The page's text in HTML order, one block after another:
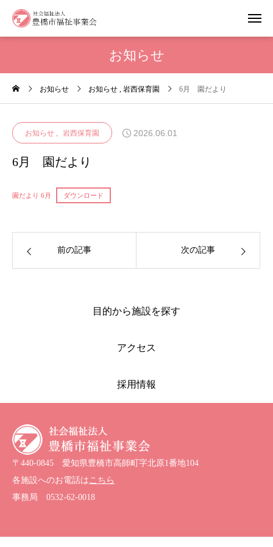
お知らせ
お知らせ お知らせ 岩西保育園 6月 園だより
お知らせ 岩西保育園 2026.06.01
6月 園だより
園だより 6月 ダウンロード
前の記事 次の記事
目的から施設を探す
アクセス
採用情報
〒440-0845 愛知県豊橋市高師町字北原1番地104
各施設へのお電話は こちら
事務局 0532-62-0018